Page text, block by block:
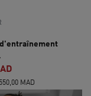
d'entraînement
MAD